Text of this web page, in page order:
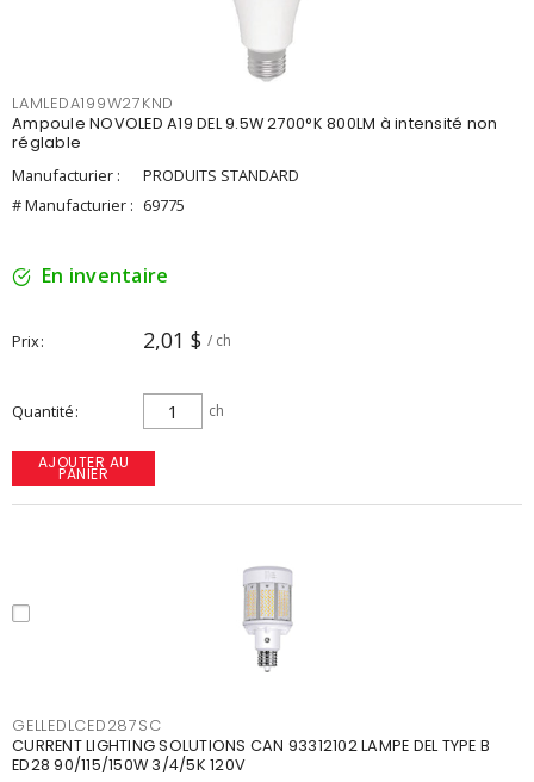
LAMLEDA199W27KND
Ampoule NOVOLED A19 DEL 9.5W 2700°K 800LM à intensité non
réglable
Manufacturier :
PRODUITS STANDARD
# Manufacturier : 69775
En inventaire
Prix 2,01 $ / ch
Quantité ch
AJOUTER AU
PANIER
GELLEDLCED287SC
CURRENT LIGHTING SOLUTIONS CAN 93312102 LAMPE DEL TYPE B
ED28 90/115/150W 3/4/5K 120V